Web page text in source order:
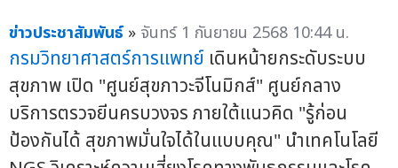
ข่าวประชาสัมพันธ์ » จันทร์ 1 กันยายน 2568 10:44 น.
กรมวิทยาศาสตร์การแพทย์ เดินหน้ายกระดับระบบ
สุขภาพ เปิด "ศูนย์สุขภาวะจีโนมิกส์" ศูนย์กลาง
บริการตรวจยีนครบวงจร ภายใต้แนวคิด "รู้ก่อน
ป้องกันได้ สุขภาพมั่นใจได้ในแบบคุณ" นำเทคโนโลยี